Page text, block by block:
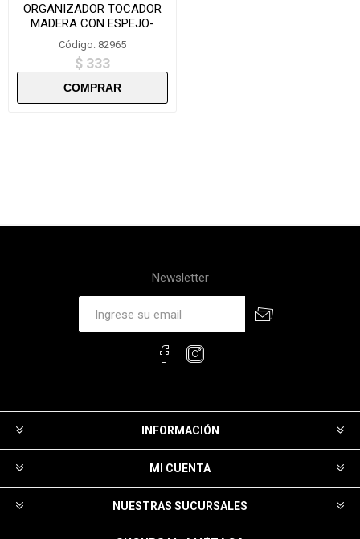
ORGANIZADOR TOCADOR
MADERA CON ESPEJO-
ZY2720
Código: 82965
$ 333
Newsletter
INFORMACIÓN
MI CUENTA
NUESTRAS SUCURSALES